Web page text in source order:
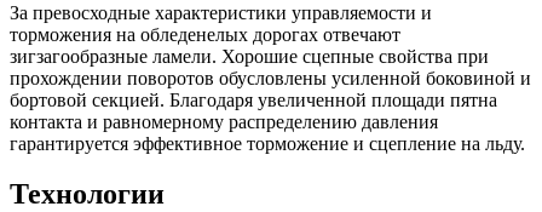
За превосходные характеристики управляемости и
торможения на обледенелых дорогах отвечают
зигзагообразные ламели. Хорошие сцепные свойства при
прохождении поворотов обусловлены усиленной боковиной и
бортовой секцией. Благодаря увеличенной площади пятна
контакта и равномерному распределению давления
гарантируется эффективное торможение и сцепление на льду.
Технологии